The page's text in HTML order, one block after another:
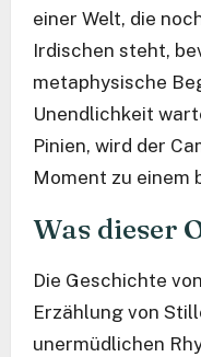
einer Welt, die
Irdischen steht,
metaphysische
Unendlichkeit
Pinien, wird der
Moment zu einem
Was dieser
Die Geschichte von
Erzählung von
unermüdlichen